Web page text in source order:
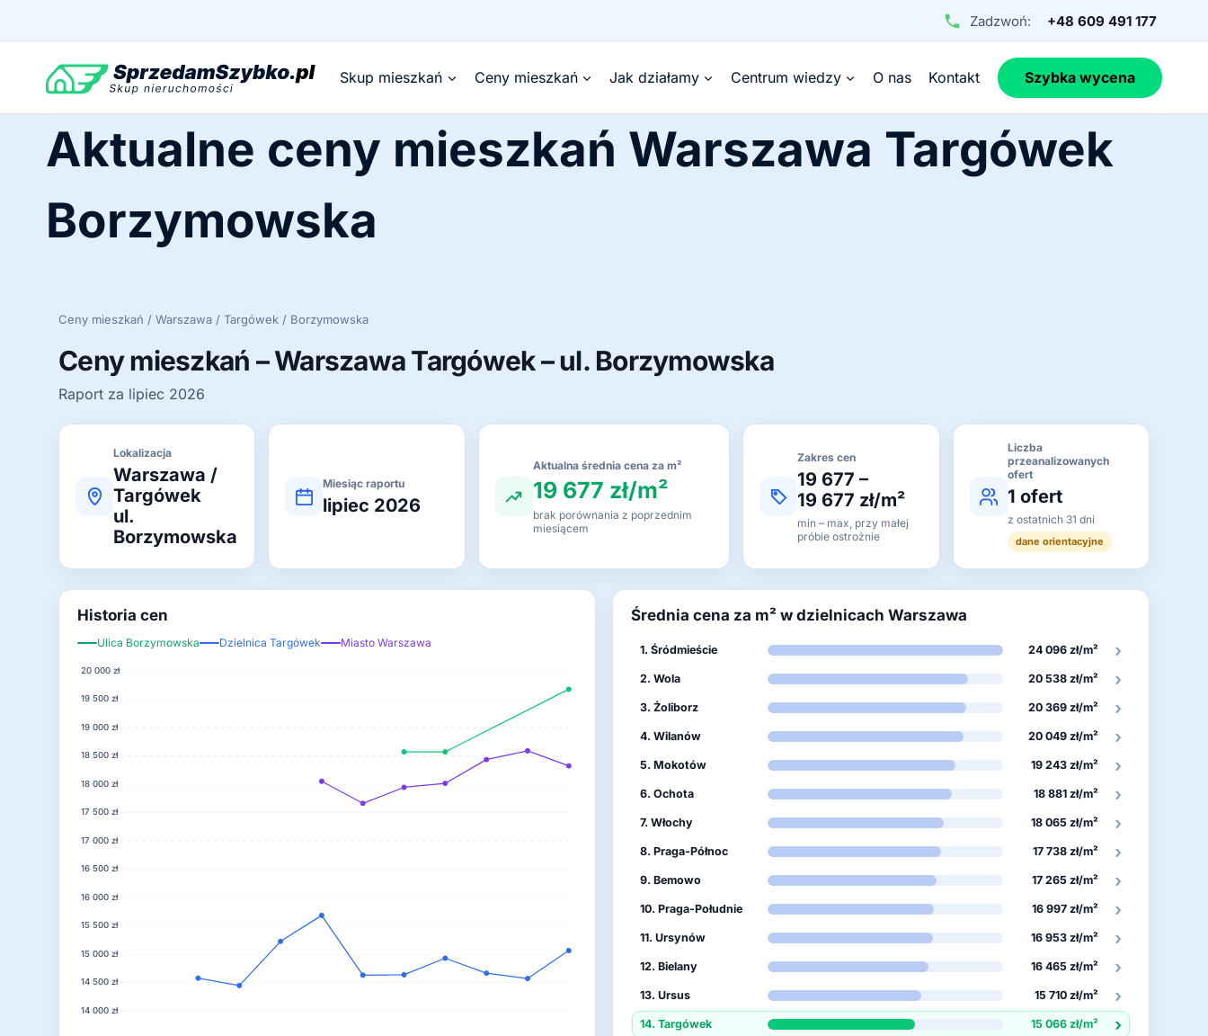
Zadzwoń: +48 609 491 177
Skup mieszkań Ceny mieszkań Jak działamy Centrum wiedzy O nas Kontakt Szybka wycena
Aktualne ceny mieszkań Warszawa Targówek
Borzymowska
Ceny mieszkań / Warszawa / Targówek / Borzymowska
Ceny mieszkań – Warszawa Targówek – ul. Borzymowska
Raport za lipiec 2026
Lokalizacja
Warszawa /
Targówek
ul.
Borzymowska
Miesiąc raportu
lipiec 2026
Aktualna średnia cena za m²
19 677 zł/m²
brak porównania z poprzednim
miesiącem
Zakres cen
19 677 –
19 677 zł/m²
min – max, przy małej
próbie ostrożnie
Liczba
przeanalizowanych
ofert
1 ofert
z ostatnich 31 dni
dane orientacyjne
Historia cen
Ulica Borzymowska Dzielnica Targówek Miasto Warszawa
14 000 zł
14 500 zł
15 000 zł
15 500 zł
16 000 zł
16 500 zł
17 000 zł
17 500 zł
18 000 zł
18 500 zł
19 000 zł
19 500 zł
20 000 zł
Średnia cena za m² w dzielnicach Warszawa
1. Śródmieście 24 096 zł/m² ›
2. Wola 20 538 zł/m² ›
3. Żoliborz 20 369 zł/m² ›
4. Wilanów 20 049 zł/m² ›
5. Mokotów 19 243 zł/m² ›
6. Ochota 18 881 zł/m² ›
7. Włochy 18 065 zł/m² ›
8. Praga-Północ 17 738 zł/m² ›
9. Bemowo 17 265 zł/m² ›
10. Praga-Południe 16 997 zł/m² ›
11. Ursynów 16 953 zł/m² ›
12. Bielany 16 465 zł/m² ›
13. Ursus 15 710 zł/m² ›
14. Targówek 15 066 zł/m² ›